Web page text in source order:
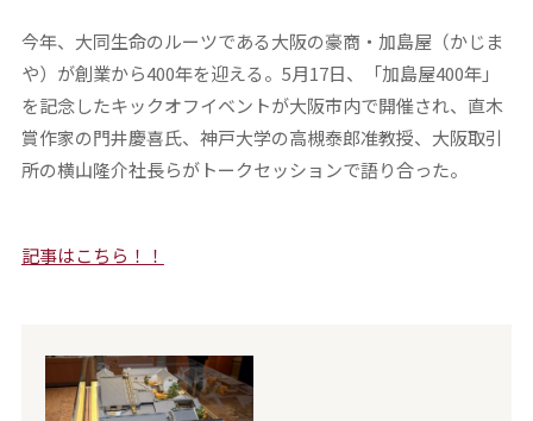
今年、大同生命のルーツである大阪の豪商・加島屋（かじま
や）が創業から400年を迎える。5月17日、「加島屋400年」
を記念したキックオフイベントが大阪市内で開催され、直木
賞作家の門井慶喜氏、神戸大学の高槻泰郎准教授、大阪取引
所の横山隆介社長らがトークセッションで語り合った。
記事はこちら！！